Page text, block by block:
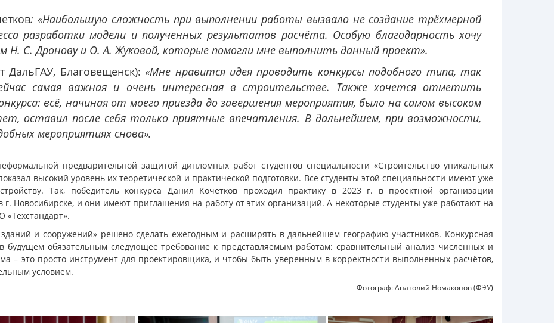
: «Наибольшую сложность при выполнении работы вызвало не создание трёхмерной
разработки модели и полученных результатов расчёта. Особую благодарность хочу
Н. С. Дронову и О. А. Жуковой, которые помогли мне выполнить данный проект».
ДальГАУ, Благовещенск):«Мне нравится идея проводить конкурсы подобного типа, так
самая важная и очень интересная в строительстве. Также хочется отметить
всё, начиная от моего приезда до завершения мероприятия, было на самом высоком
оставил после себя только приятные впечатления. В дальнейшем, при возможности,
мероприятиях снова».
предварительной защитой дипломных работ студентов специальности «Строительство уникальных
высокий уровень их теоретической и практической подготовки. Все студенты этой специальности имеют уже
Так, победитель конкурса Данил Кочетков проходил практику в 2023 г. в проектной организации
Новосибирске, и они имеют приглашения на работу от этих организаций. А некоторые студенты уже работают на
и сооружений» решено сделать ежегодным и расширять в дальнейшем географию участников. Конкурсная
будущем обязательным следующее требование к представляемым работам: сравнительный анализ численных и
– это просто инструмент для проектировщика, и чтобы быть уверенным в корректности выполненных расчётов,
условием.
Фотограф: Анатолий Номаконов (ФЭУ)